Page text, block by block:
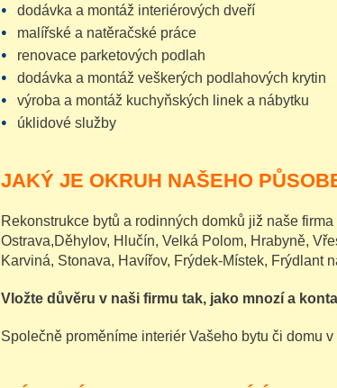
dodávka a montáž interiérových dveří
malířské a natěračské práce
renovace parketových podlah
dodávka a montáž veškerých podlahových krytin
výroba a montáž kuchyňských linek a nábytku
úklidové služby
JAKÝ JE OKRUH NAŠEHO
Rekonstrukce bytů a rodinných domků již naše
Ostrava,Děhylov, Hlučín, Velká Polom, Hrabyně,
Karviná, Stonava, Havířov, Frýdek-Místek, Frýdlant
Vložte důvěru v naši firmu tak, jako mnozí a
Společně proměníme interiér Vašeho bytu či domu